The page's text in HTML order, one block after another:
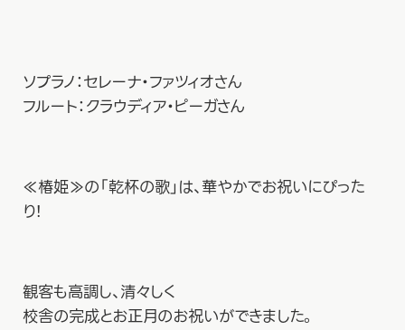
ソプラノ：セレーナ・ファツィオさん
フルート：クラウディア・ピーガさん
≪椿姫≫の「乾杯の歌」は、華やかでお祝いにぴった
り！
観客も高調し、清々しく
校舎の完成とお正月のお祝いができました。